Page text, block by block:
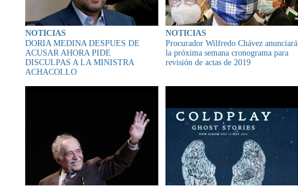
NOTICIAS
DORIA MEDINA DESPUES DE
ACUSAR AHORA PIDE
DISCULPAS A LA MINISTRA
ACHACOLLO
NOTICIAS
Procurador Wilfredo Chávez anunciará
la próxima semana cronograma para
revisión de actas de 2019